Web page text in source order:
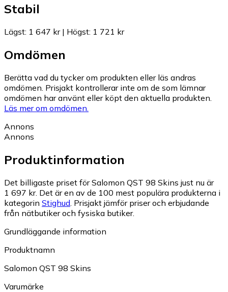
Stabil
Lägst: 1 647 kr| Högst: 1 721 kr
Omdömen
Berätta vad du tycker om produkten eller läs andras
omdömen. Prisjakt kontrollerar inte om de som lämnar
omdömen har använt eller köpt den aktuella produkten.
Läs mer om omdömen.
Annons
Annons
Produktinformation
Det billigaste priset för Salomon QST 98 Skins just nu är
1 697 kr. Det är en av de 100 mest populära produkterna i
kategorin Stighud Prisjakt jämför priser och erbjudande
från nätbutiker och fysiska butiker.
Grundläggande information
Produktnamn
Salomon QST 98 Skins
Varumärke